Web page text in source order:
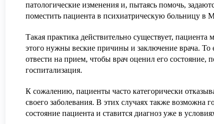
патологические изменения и, пытаясь помочь,
поместить пациента в психиатрическую больницу в
Такая практика действительно существует,
этого нужны веские причины и заключение врача. То
отвести на прием, чтобы врач оценил его состояние,
госпитализация.
К сожалению, пациенты часто категорически
своего заболевания. В этих случаях также возможна
состояние пациента и ставится диагноз уже в